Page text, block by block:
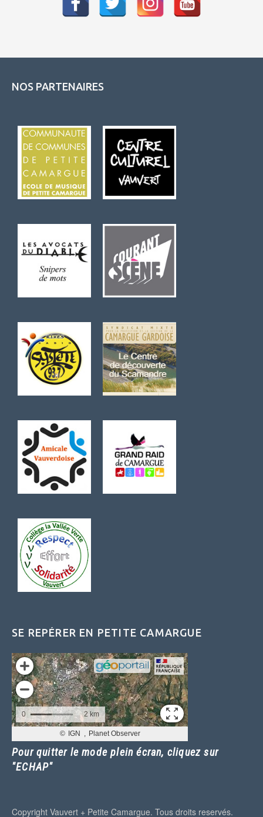
NOS PARTENAIRES
SE REPÉRER EN PETITE CAMARGUE
Pour quitter le mode plein écran, cliquez sur
"ECHAP"
Copyright Vauvert + Petite Camargue. Tous droits reservés.